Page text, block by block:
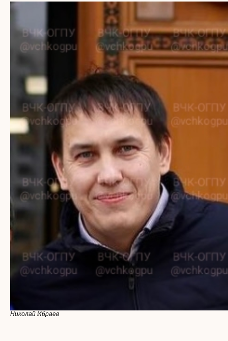
Николай Ибраев